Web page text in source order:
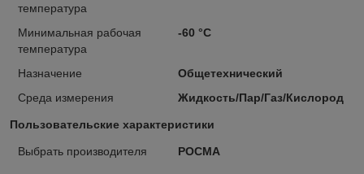
температура
Минимальная рабочая
температура
-60 °С
Назначение
Общетехнический
Среда измерения
Жидкость/Пар/Газ/Кислород
Пользовательские характеристики
Выбрать производителя РОСМА